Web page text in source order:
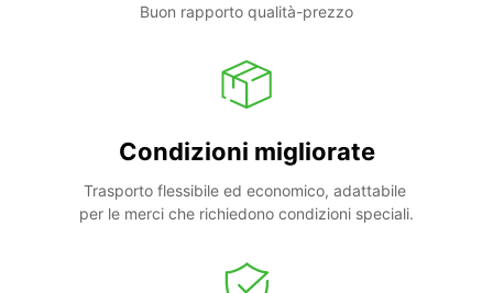
Buon rapporto qualità-prezzo
Condizioni migliorate
Trasporto flessibile ed economico, adattabile
per le merci che richiedono condizioni speciali.